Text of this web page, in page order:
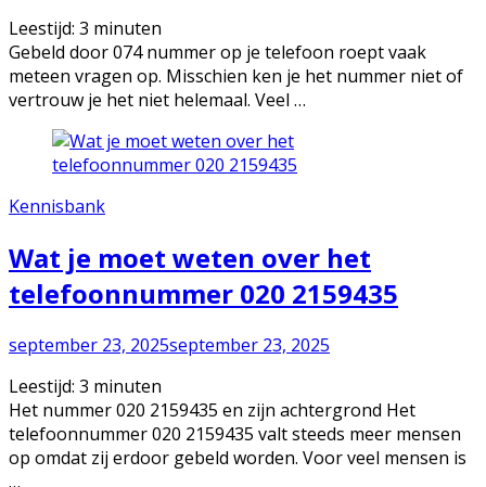
Leestijd: 3 minuten
Gebeld door 074 nummer op je telefoon roept vaak
meteen vragen op. Misschien ken je het nummer niet of
vertrouw je het niet helemaal. Veel …
Kennisbank
Wat je moet weten over het
telefoonnummer 020 2159435
september 23, 2025september 23, 2025
Leestijd: 3 minuten
Het nummer 020 2159435 en zijn achtergrond Het
telefoonnummer 020 2159435 valt steeds meer mensen
op omdat zij erdoor gebeld worden. Voor veel mensen is
…